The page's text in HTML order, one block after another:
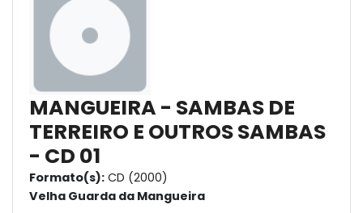
MANGUEIRA - SAMBAS DE
TERREIRO E OUTROS SAMBAS
- CD 01
Formato(s): CD (2000)
Velha Guarda da Mangueira